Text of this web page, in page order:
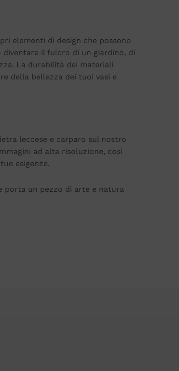
elementi di design che possono
il fulcro di un giardino, di
La durabilità dei materiali
della bellezza dei tuoi vasi e
leccese e carparo sul nostro
ad alta risoluzione, così
esigenze.
porta un pezzo di arte e natura